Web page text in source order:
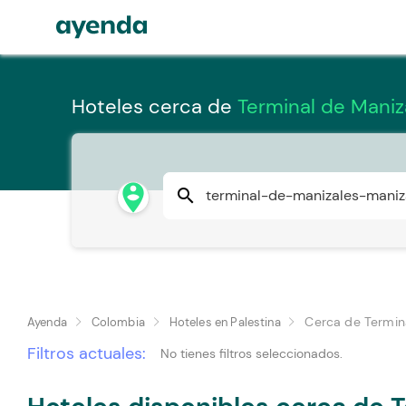
Hoteles cerca de Terminal de
person_pin_circle search
Ayenda Colombia Hoteles en Palestina Cerca de
Filtros actuales: No tienes filtros seleccionados.